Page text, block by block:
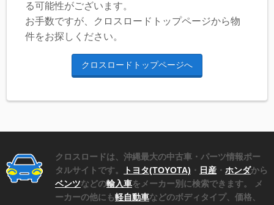
る可能性がございます。
お手数ですが、クロスロードトップページから物
件をお探しください。
クロスロードトップページへ
クロスロードは、沖縄最大の中古車・パーツ情報ポー
タルサイトです。
トヨタ(TOYOTA) ・ 日産 ・ ホンダから
ベンツなどの輸入車をメーカー別に検索できます。 メ
ーカーの他にも軽自動車などのボディタイプ、価格、